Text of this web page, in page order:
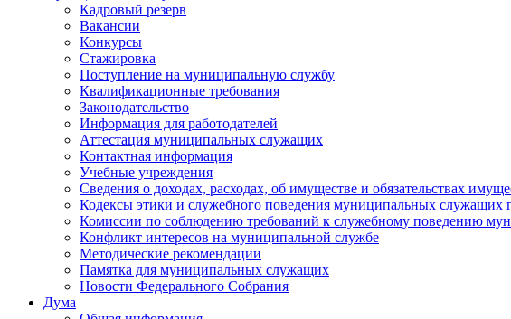
Кадровый резерв
Вакансии
Конкурсы
Стажировка
Поступление на муниципальную службу
Квалификационные требования
Законодательство
Информация для работодателей
Аттестация муниципальных служащих
Контактная информация
Учебные учреждения
Сведения о доходах, расходах, об имуществе и обязательствах
Кодексы этики и служебного поведения муниципальных служащих
Комиссии по соблюдению требований к служебному поведению
Конфликт интересов на муниципальной службе
Методические рекомендации
Памятка для муниципальных служащих
Новости Федерального Cобрания
Дума